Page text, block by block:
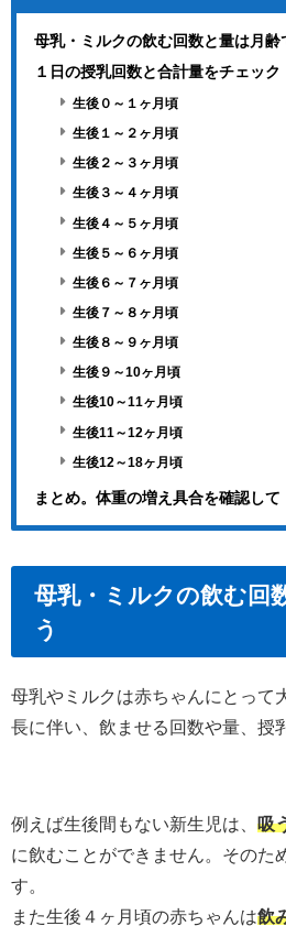
母乳・ミルクの飲む回数と量は月齢
１日の授乳回数と合計量をチェック
生後０～１ヶ月頃
生後１～２ヶ月頃
生後２～３ヶ月頃
生後３～４ヶ月頃
生後４～５ヶ月頃
生後５～６ヶ月頃
生後６～７ヶ月頃
生後７～８ヶ月頃
生後８～９ヶ月頃
生後９～10ヶ月頃
生後10～11ヶ月頃
生後11～12ヶ月頃
生後12～18ヶ月頃
まとめ。体重の増え具合を確認して
母乳・ミルクの飲む回
う
母乳やミルクは赤ちゃんにとって
長に伴い、飲ませる回数や量、授
例えば生後間もない新生児は、 吸
に飲むことができません。そのた
す。
また生後４ヶ月頃の赤ちゃんは飲